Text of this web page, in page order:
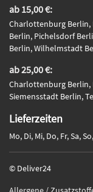
ab 15,00 €:
Charlottenburg Berlin,
Berlin, Pichelsdorf
Berlin, Wilhelmstadt
ab 25,00 €:
Charlottenburg Berlin,
Siemensstadt Berlin,
Lieferzeiten
Mo, Di, Mi, Do, Fr, Sa,
© Deliver24